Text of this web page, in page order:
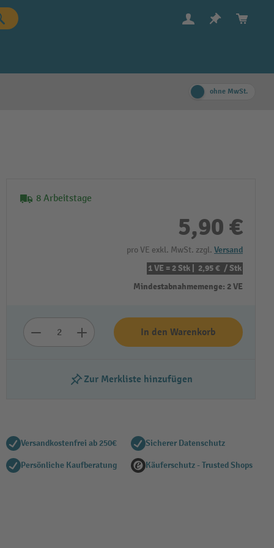
ohne MwSt.
8 Arbeitstage
5,90 €
pro VE exkl. MwSt. zzgl. Versand
1 VE = 2 Stk | 2,95 € / Stk
Mindestabnahmemenge: 2 VE
In den Warenkorb
Zur Merkliste hinzufügen
Versandkostenfrei ab 250€ Sicherer Datenschutz
Persönliche Kaufberatung Käuferschutz - Trusted Shops